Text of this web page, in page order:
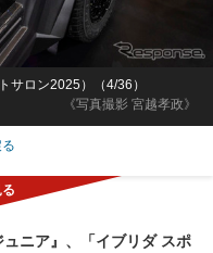
《写真撮影 宮越孝政》
サロン2025）（4/36）
ニア』、「イブリダ スポ